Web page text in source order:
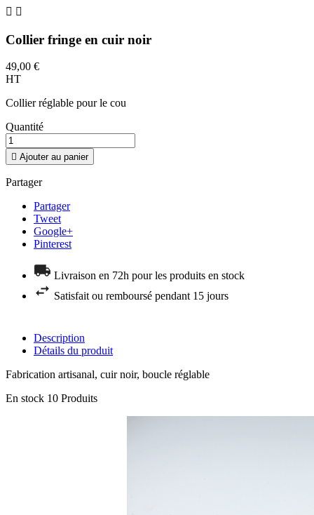
 
Collier fringe en cuir noir
49,00 €
HT
Collier réglable pour le cou
Quantité
 Ajouter au panier
Partager
Partager
Tweet
Google+
Pinterest
Livraison en 72h pour les produits en stock
Satisfait ou remboursé pendant 15 jours
Description
Détails du produit
Fabrication artisanal, cuir noir, boucle réglable
En stock 10 Produits